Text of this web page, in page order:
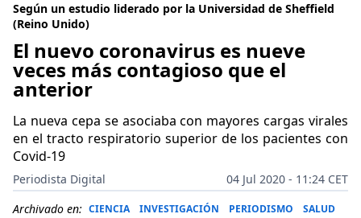
Según un estudio liderado por la Universidad de Sheffield
(Reino Unido)
El nuevo coronavirus es nueve
veces más contagioso que el
anterior
La nueva cepa se asociaba con mayores cargas virales
en el tracto respiratorio superior de los pacientes con
Covid-19
Periodista Digital
04 Jul 2020 - 11:24 CET
Archivado en: CIENCIA INVESTIGACIÓN PERIODISMO SALUD